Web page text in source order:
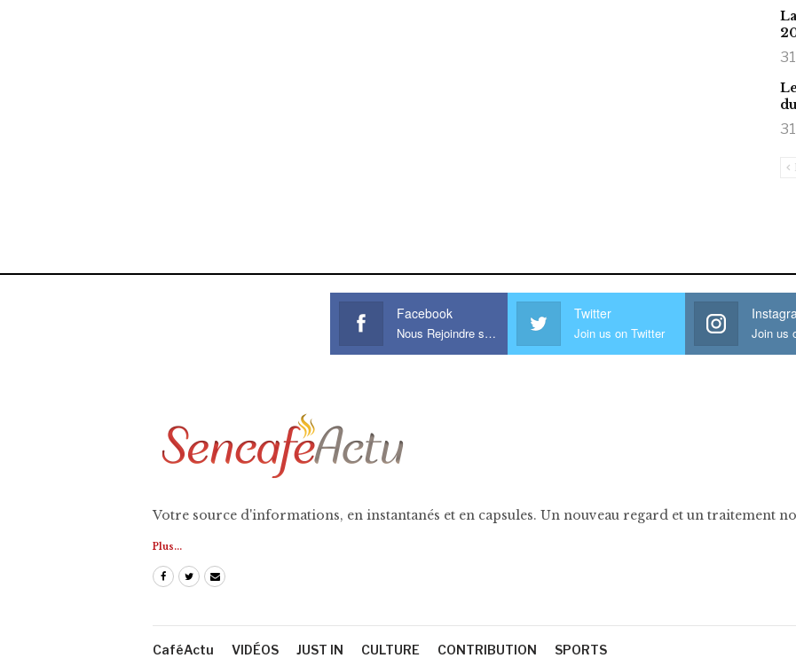
Facebook
Nous Rejoindre sur Facebook
Twitter
Join us on Twitter
Votre source d'informations, en instantanés et en capsules. Un nouveau regard et un traitement
Plus...
CaféActu VIDÉOS JUST IN CULTURE CONTRIBUTION SPORTS